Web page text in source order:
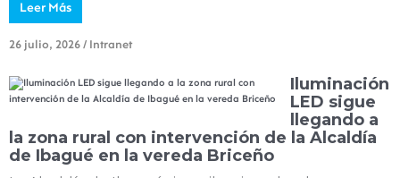
Leer Más
26 julio, 2026 / Intranet
Iluminación
LED sigue
llegando a
la zona rural con intervención de la Alcaldía
de Ibagué en la vereda Briceño